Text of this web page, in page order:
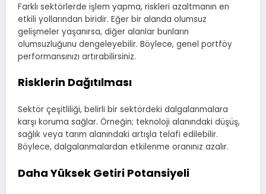
Farklı sektörlerde işlem yapma, riskleri azaltmanın en
etkili yollarından biridir. Eğer bir alanda olumsuz
gelişmeler yaşanırsa, diğer alanlar bunların
olumsuzluğunu dengeleyebilir. Böylece, genel portföy
performansınızı artırabilirsiniz.
Risklerin Dağıtılması
Sektör çeşitliliği, belirli bir sektördeki dalgalanmalara
karşı koruma sağlar. Örneğin; teknoloji alanındaki düşüş,
sağlık veya tarım alanındaki artışla telafi edilebilir.
Böylece, dalgalanmalardan etkilenme oranınız azalır.
Daha Yüksek Getiri Potansiyeli